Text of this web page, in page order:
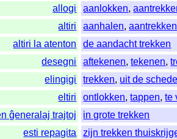
allogi
aanlokken,
altiri
aanhalen,aantrekken
altiri la atenton
de aandacht trekken
desegni
aftekenen,tekenen,
elingigi
trekken, uit de
eltiri
ontlokken,tappen,te
ĝeneralaj trajtoj
in grote trekken
esti repagita
zijn trekken